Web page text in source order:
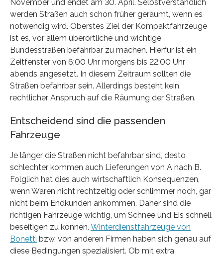
November und endet am 30. April. Selbstverständlich
werden Straßen auch schon früher geräumt, wenn es
notwendig wird. Oberstes Ziel der Kompaktfahrzeuge
ist es, vor allem überörtliche und wichtige
Bundesstraßen befahrbar zu machen. Hierfür ist ein
Zeitfenster von 6:00 Uhr morgens bis 22:00 Uhr
abends angesetzt. In diesem Zeitraum sollten die
Straßen befahrbar sein. Allerdings besteht kein
rechtlicher Anspruch auf die Räumung der Straßen.
Entscheidend sind die passenden
Fahrzeuge
Je länger die Straßen nicht befahrbar sind, desto
schlechter kommen auch Lieferungen von A nach B.
Folglich hat dies auch wirtschaftlich Konsequenzen,
wenn Waren nicht rechtzeitig oder schlimmer noch, gar
nicht beim Endkunden ankommen. Daher sind die
richtigen Fahrzeuge wichtig, um Schnee und Eis schnell
beseitigen zu können. Winterdienstfahrzeuge von
Bonetti bzw. von anderen Firmen haben sich genau auf
diese Bedingungen spezialisiert. Ob mit extra